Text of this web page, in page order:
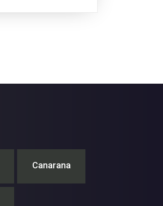
Canarana